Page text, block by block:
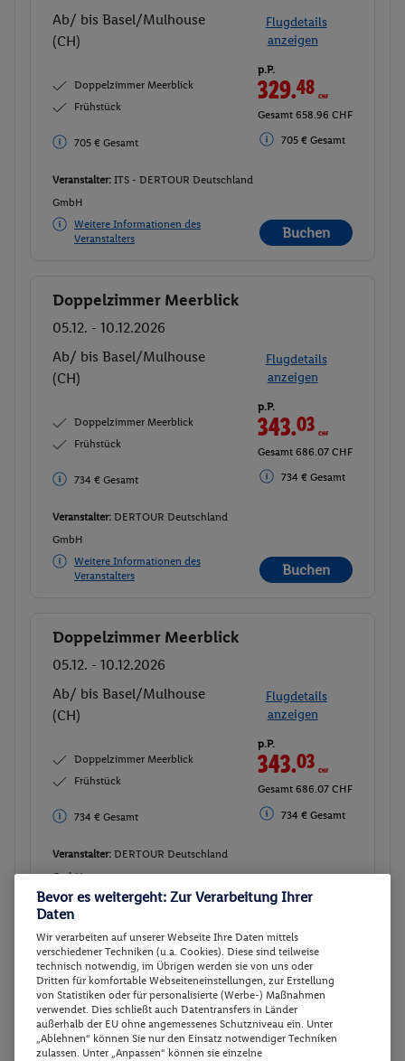
Ab/ bis Basel/Mulhouse
(CH)
Flugdetails
anzeigen
Doppelzimmer Meerblick
Frühstück
705 € Gesamt
p.P.
329.48CHF
Gesamt 658.96 CHF
705 € Gesamt
Veranstalter: ITS - DERTOUR Deutschland
GmbH
Weitere Informationen des
Veranstalters
Buchen
Buchen
Doppelzimmer Meerblick
05.12. - 10.12.2026
Ab/ bis Basel/Mulhouse
(CH)
Flugdetails
anzeigen
Doppelzimmer Meerblick
Frühstück
734 € Gesamt
p.P.
343.03CHF
Gesamt 686.07 CHF
734 € Gesamt
Veranstalter: DERTOUR Deutschland
GmbH
Weitere Informationen des
Veranstalters
Buchen
Buchen
Doppelzimmer Meerblick
05.12. - 10.12.2026
Ab/ bis Basel/Mulhouse
(CH)
Flugdetails
anzeigen
Doppelzimmer Meerblick
Frühstück
734 € Gesamt
p.P.
343.03CHF
Gesamt 686.07 CHF
734 € Gesamt
Veranstalter: DERTOUR Deutschland
GmbH
Weitere Informationen des
Buchen
7 weitere Angebote anzeigen
Doppelzimmer, Best Price,
Bevor es weitergeht: Zur Verarbeitung Ihrer
Daten
Wir verarbeiten auf unserer Webseite Ihre Daten mittels
verschiedener Techniken (u.a. Cookies). Diese sind teilweise
technisch notwendig, im Übrigen werden sie von uns oder
Dritten für komfortable Webseiteneinstellungen, zur Erstellung
von Statistiken oder für personalisierte (Werbe-) Maßnahmen
verwendet. Dies schließt auch Datentransfers in Länder
außerhalb der EU ohne angemessenes Schutzniveau ein. Unter
„Ablehnen“ können Sie nur den Einsatz notwendiger Techniken
zulassen. Unter „Anpassen“ können sie einzelne